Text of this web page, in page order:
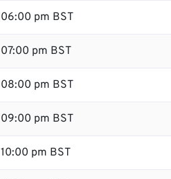
06:00 pm BST
07:00 pm BST
08:00 pm BST
09:00 pm BST
10:00 pm BST